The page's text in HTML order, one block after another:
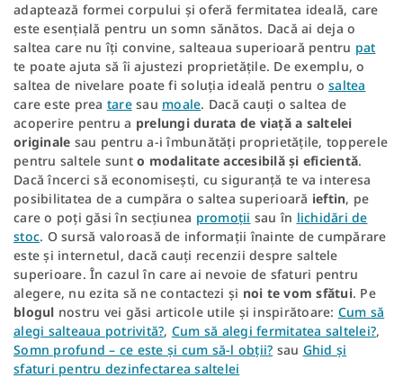
adaptează formei corpului și oferă fermitatea ideală, care
este esențială pentru un somn sănătos. Dacă ai deja o
saltea care nu îți convine, salteaua superioară pentru pat
te poate ajuta să îi ajustezi proprietățile. De exemplu, o
saltea de nivelare poate fi soluția ideală pentru o saltea
care este prea taresau moale. Dacă cauți o saltea de
acoperire pentru a prelungi durata de viață a saltelei
originale sau pentru a-i îmbunătăți proprietățile, topperele
pentru saltele sunt o modalitate accesibilă și eficientă.
Dacă încerci să economisești, cu siguranță te va interesa
posibilitatea de a cumpăra o saltea superioară ieftin, pe
care o poți găsi în secțiunea promoții sau în lichidări de
stoc. O sursă valoroasă de informații înainte de cumpărare
este și internetul, dacă cauți recenzii despre saltele
superioare. În cazul în care ai nevoie de sfaturi pentru
alegere, nu ezita să ne contactezi și noi te vom sfătui. Pe
blogul nostru vei găsi articole utile și inspirătoare: Cum să
alegi salteaua potrivită?, Cum să alegi fermitatea saltelei?,
Somn profund – ce este și cum să-l obții? sau Ghid și
sfaturi pentru dezinfectarea saltelei